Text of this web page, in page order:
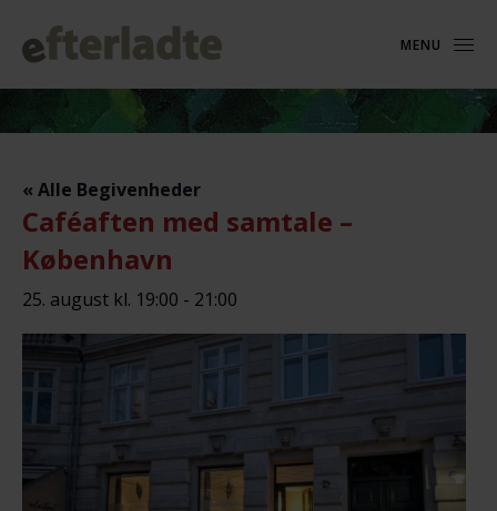
MENU
« Alle Begivenheder
Caféaften med samtale –
København
25. august kl. 19:00 - 21:00